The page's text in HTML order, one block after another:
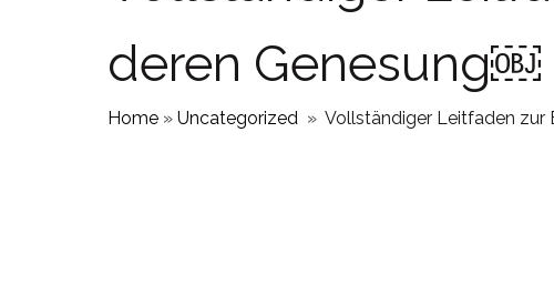
deren Genesung￼
Home » Uncategorized » Vollständiger Leitfaden zur